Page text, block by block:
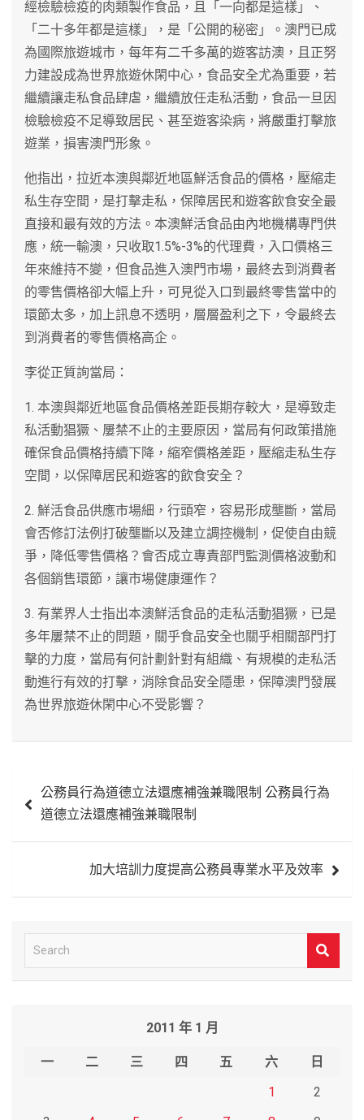
經檢驗檢疫的肉類製作食品，且「一向都是這樣」、
「二十多年都是這樣」，是「公開的秘密」。澳門已成
為國際旅遊城市，每年有二千多萬的遊客訪澳，且正努
力建設成為世界旅遊休閑中心，食品安全尤為重要，若
繼續讓走私食品肆虐，繼續放任走私活動，食品一旦因
檢驗檢疫不足導致居民、甚至遊客染病，將嚴重打擊旅
遊業，損害澳門形象。
他指出，拉近本澳與鄰近地區鮮活食品的價格，壓縮走
私生存空間，是打擊走私，保障居民和遊客飲食安全最
直接和最有效的方法。本澳鮮活食品由內地機構專門供
應，統一輸澳，只收取1.5%-3%的代理費，入口價格三
年來維持不變，但食品進入澳門市場，最終去到消費者
的零售價格卻大幅上升，可見從入口到最終零售當中的
環節太多，加上訊息不透明，層層盈利之下，令最終去
到消費者的零售價格高企。
李從正質詢當局：
1. 本澳與鄰近地區食品價格差距長期存較大，是導致走
私活動猖獗、屢禁不止的主要原因，當局有何政策措施
確保食品價格持續下降，縮窄價格差距，壓縮走私生存
空間，以保障居民和遊客的飲食安全？
2. 鮮活食品供應市場細，行頭窄，容易形成壟斷，當局
會否修訂法例打破壟斷以及建立調控機制，促使自由競
爭，降低零售價格？會否成立專責部門監測價格波動和
各個銷售環節，讓市場健康運作？
3. 有業界人士指出本澳鮮活食品的走私活動猖獗，已是
多年屢禁不止的問題，關乎食品安全也關乎相關部門打
擊的力度，當局有何計劃針對有組織、有規模的走私活
動進行有效的打擊，消除食品安全隱患，保障澳門發展
為世界旅遊休閑中心不受影響？
章 公務員行為道德立法還應補強兼職限制 公務員行為
道德立法還應補強兼職限制
加大培訓力度提高公務員專業水平及效率
e
2011 年 1 月
一 二 三 四 五 六
日
1
2